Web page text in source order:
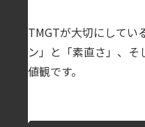
TMGTが大切にしてい
ン」と「素直さ」、
値観です。